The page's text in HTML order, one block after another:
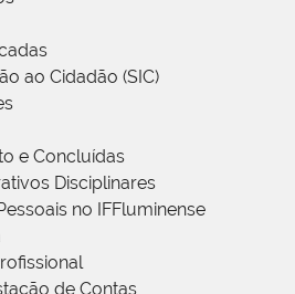
ao Cidadão (SIC)
e Concluídas
Disciplinares
no IFFluminense
de Contas